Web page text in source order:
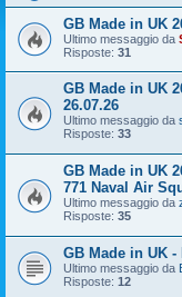
GB Made in UK
Ultimo messaggio da
Risposte: 31
GB Made in UK
26.07.26
Ultimo messaggio da
Risposte: 33
GB Made in UK
771 Naval Air
Ultimo messaggio da
Risposte: 35
GB Made in UK
Ultimo messaggio da
Risposte: 12